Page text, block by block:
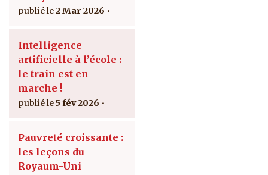
2 Mar 2026
Intelligence
artificielle à l’école :
le train est en
marche !
5 fév 2026
Pauvreté croissante :
les leçons du
Royaum-Uni